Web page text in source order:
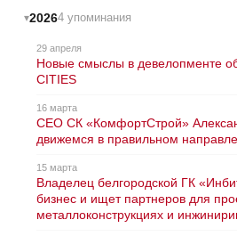
20264 упоминания
29 апреля
Новые смыслы в девелопменте
CITIES
16 марта
CEO СК «КомфортСтрой»
движемся в правильном
15 марта
Владелец белгородской ГК
бизнес и ищет партнеров для
металлоконструкциях и